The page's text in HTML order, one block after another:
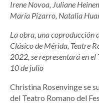
Irene Novoa, Juliane
María Pizarro, Natalia
La obra, una coproducción
Clásico de Mérida, Teatre
2022, se representará en
10 de julio
Christina Rosenvinge se
del Teatro Romano del